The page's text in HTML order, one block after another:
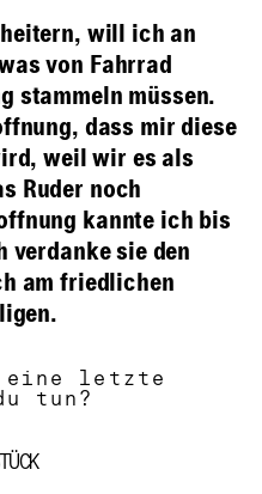
will ich an
von Fahrrad
stammeln müssen.
dass mir diese
weil wir es als
Ruder noch
kannte ich bis
verdanke sie den
am friedlichen
eine letzte
tun?